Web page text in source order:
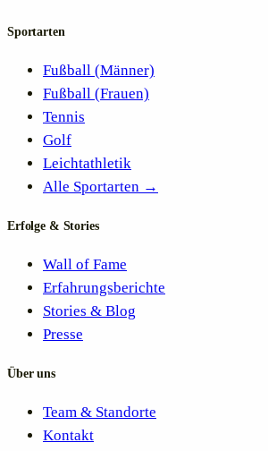
Sportarten
Fußball (Männer)
Fußball (Frauen)
Tennis
Golf
Leichtathletik
Alle Sportarten →
Erfolge & Stories
Wall of Fame
Erfahrungsberichte
Stories & Blog
Presse
Über uns
Team & Standorte
Kontakt